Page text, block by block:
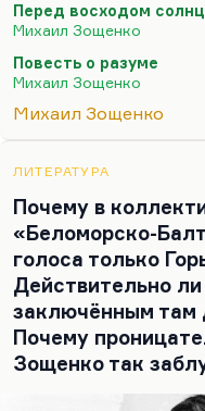
в его повести
важно. Почему
Потому что перед
человек будет
которой человек
бессознательного,
инстинкта,
внутреннюю жизнь
контроль ума,…
Перед восходом
Михаил Зощенко
Повесть о разуме
Михаил Зощенко
Михаил Зощенко
ЛИТЕРАТУРА
Почему в
«Беломорско-
голоса только
Действительно
заключённым там
Почему
Зощенко так